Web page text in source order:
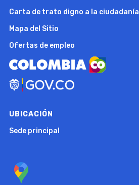
Carta de trato digno a la ciudadanía
Mapa del Sitio
Ofertas de empleo
UBICACIÓN
Sede principal